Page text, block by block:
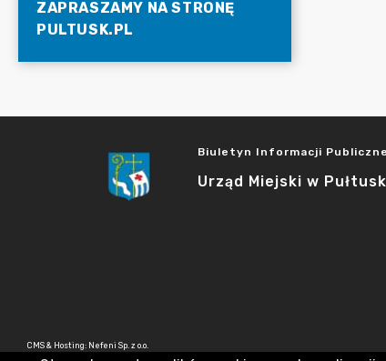
ZAPRASZAMY NA STRONĘ
PULTUSK.PL
Biuletyn Informacji
Urząd Miejski w
CMS & Hosting: Nefeni Sp. z o.o.